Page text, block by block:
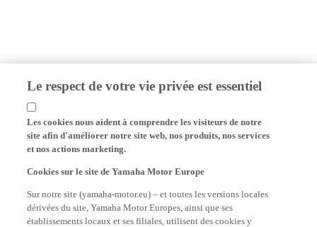
Le respect de votre vie privée est essentiel
Les cookies nous aident à comprendre les visiteurs de notre
site afin d'améliorer notre site web, nos produits, nos services
et nos actions marketing.
Cookies sur le site de Yamaha Motor Europe
Sur notre site (yamaha-motor.eu) – et toutes les versions locales
dérivées du site, Yamaha Motor Europes, ainsi que ses
établissements locaux et ses filiales, utilisent des cookies y